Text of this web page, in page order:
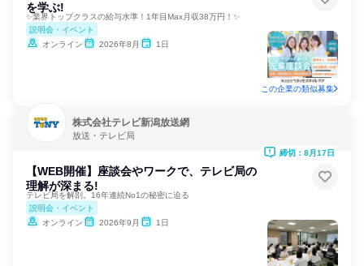
を学ぶ!
✨業界トップクラスの給与水準！1年目Max月収38万円！✨
説明会・イベント
オンライン
2026年8月 1日
この企業の類似募集
株式会社テレビ新潟放送網
放送・テレビ局
【WEB開催】座談会やワークで、テレビ局の
理解が深まる!
テレビ局を解剖。16年連続No1の秘密に迫る
説明会・イベント
オンライン
2026年9月 1日
締切：8月17日